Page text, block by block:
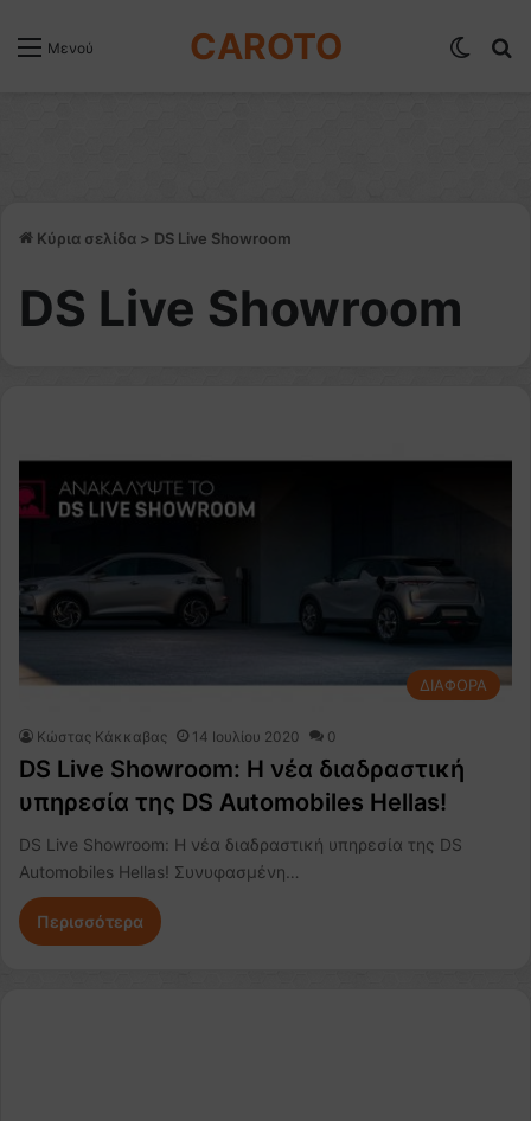
Μενού CAROTO
Κύρια σελίδα > DS Live Showroom
DS Live Showroom
ΔΙΑΦΟΡΑ
Κώστας Κάκκαβας 14 Ιουλίου 2020 0
DS Live Showroom: Η νέα διαδραστική
υπηρεσία της DS Automobiles Hellas!
DS Live Showroom: Η νέα διαδραστική υπηρεσία της DS
Automobiles Hellas! Συνυφασμένη…
Περισσότερα